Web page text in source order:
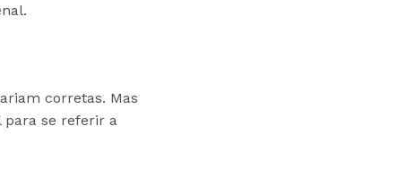
corretas. Mas
para se referir a